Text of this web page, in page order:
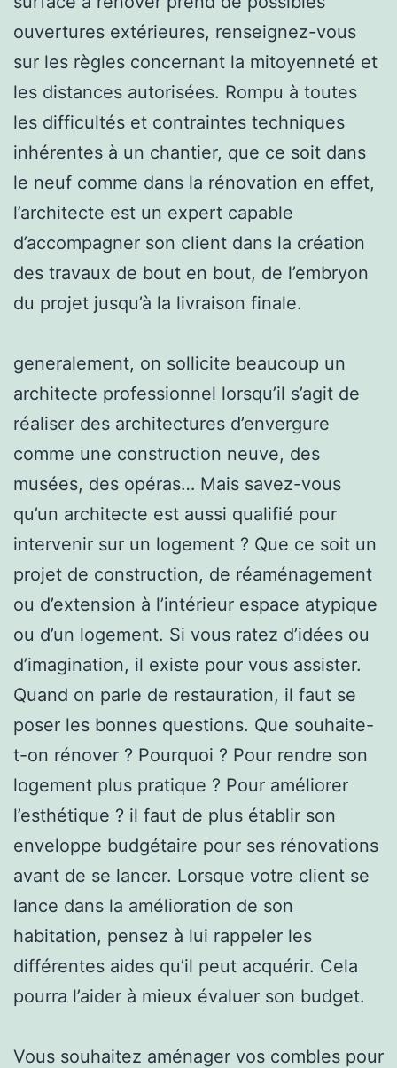
ouvertures extérieures, renseignez-vous
sur les règles concernant la mitoyenneté et
les distances autorisées. Rompu à toutes
les difficultés et contraintes techniques
inhérentes à un chantier, que ce soit dans
le neuf comme dans la rénovation en effet,
l’architecte est un expert capable
d’accompagner son client dans la création
des travaux de bout en bout, de l’embryon
du projet jusqu’à la livraison finale.
generalement, on sollicite beaucoup un
architecte professionnel lorsqu’il s’agit de
réaliser des architectures d’envergure
comme une construction neuve, des
musées, des opéras… Mais savez-vous
qu’un architecte est aussi qualifié pour
intervenir sur un logement ? Que ce soit un
projet de construction, de réaménagement
ou d’extension à l’intérieur espace atypique
ou d’un logement. Si vous ratez d’idées ou
d’imagination, il existe pour vous assister.
Quand on parle de restauration, il faut se
poser les bonnes questions. Que souhaite-
t-on rénover ? Pourquoi ? Pour rendre son
logement plus pratique ? Pour améliorer
l’esthétique ? il faut de plus établir son
enveloppe budgétaire pour ses rénovations
avant de se lancer. Lorsque votre client se
lance dans la amélioration de son
habitation, pensez à lui rappeler les
différentes aides qu’il peut acquérir. Cela
pourra l’aider à mieux évaluer son budget.
Vous souhaitez aménager vos combles pour